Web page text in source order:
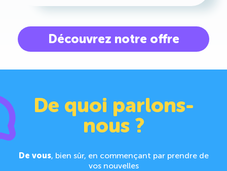
Découvrez notre offre
De quoi parlons-
nous ?
De vous, bien sûr, en commençant par prendre de
vos nouvelles